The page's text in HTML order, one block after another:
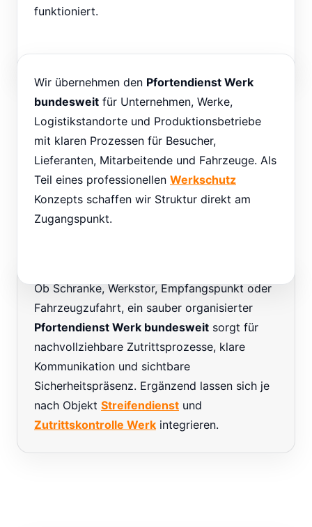
funktioniert.
Wir übernehmen den Pfortendienst Werk
bundesweit für Unternehmen, Werke,
Logistikstandorte und Produktionsbetriebe
mit klaren Prozessen für Besucher,
Lieferanten, Mitarbeitende und Fahrzeuge. Als
Teil eines professionellen Werkschutz
Konzepts schaffen wir Struktur direkt am
Zugangspunkt.
Ob Schranke, Werkstor, Empfangspunkt oder
Fahrzeugzufahrt, ein sauber organisierter
Pfortendienst Werk bundesweit sorgt für
nachvollziehbare Zutrittsprozesse, klare
Kommunikation und sichtbare
Sicherheitspräsenz. Ergänzend lassen sich je
nach Objekt Streifendienst und
Zutrittskontrolle Werk integrieren.